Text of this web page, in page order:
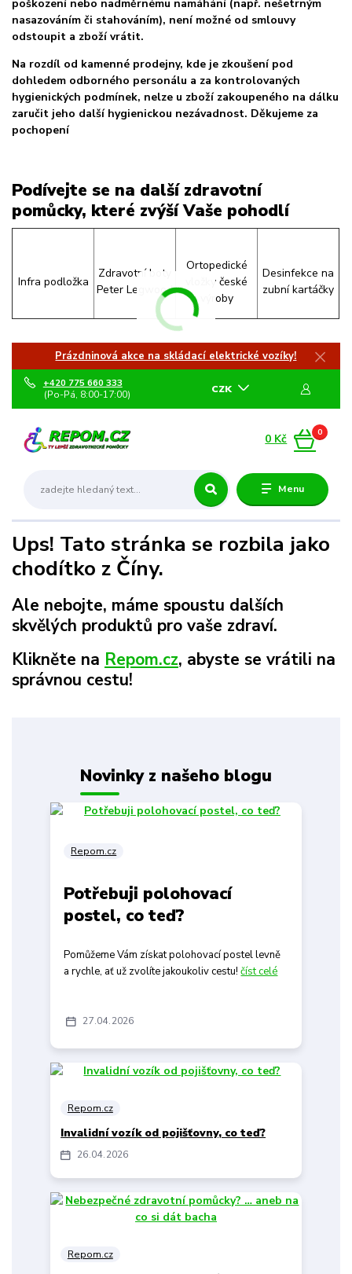
poškození nebo nadměrnému namáhání (např. nešetrným
nasazováním či stahováním), není možné od smlouvy
odstoupit a zboží vrátit.
Na rozdíl od kamenné prodejny, kde je zkoušení pod
dohledem odborného personálu a za kontrolovaných
hygienických podmínek, nelze u zboží zakoupeného na dálku
zaručit jeho další hygienickou nezávadnost. Děkujeme za
pochopení
Podívejte se na další zdravotní
pomůcky, které zvýší Vaše pohodlí
Infra podložka
Zdravotní boty
Peter Legwood
Ortopedické
vložky české
výroby
Desinfekce na
zubní kartáčky
Prázdninová akce na skládací elektrické vozíky!
Menu
CZK
+420 775 660 333
(Po-Pá, 8:00-17:00)
0
0 Kč
Ups! Tato stránka se rozbila jako
chodítko z Číny.
Ale nebojte, máme spoustu dalších
skvělých produktů pro vaše zdraví.
Klikněte na Repom.cz, abyste se vrátili na
správnou cestu!
Novinky z našeho blogu
27 04 2026
Repom.cz
Potřebuji polohovací
postel, co teď?
Pomůžeme Vám získat polohovací postel levně
a rychle, ať už zvolíte jakoukoliv cestu!číst celé
26 04 2026
Repom.cz
Invalidní vozík od pojišťovny, co teď?
Repom.cz